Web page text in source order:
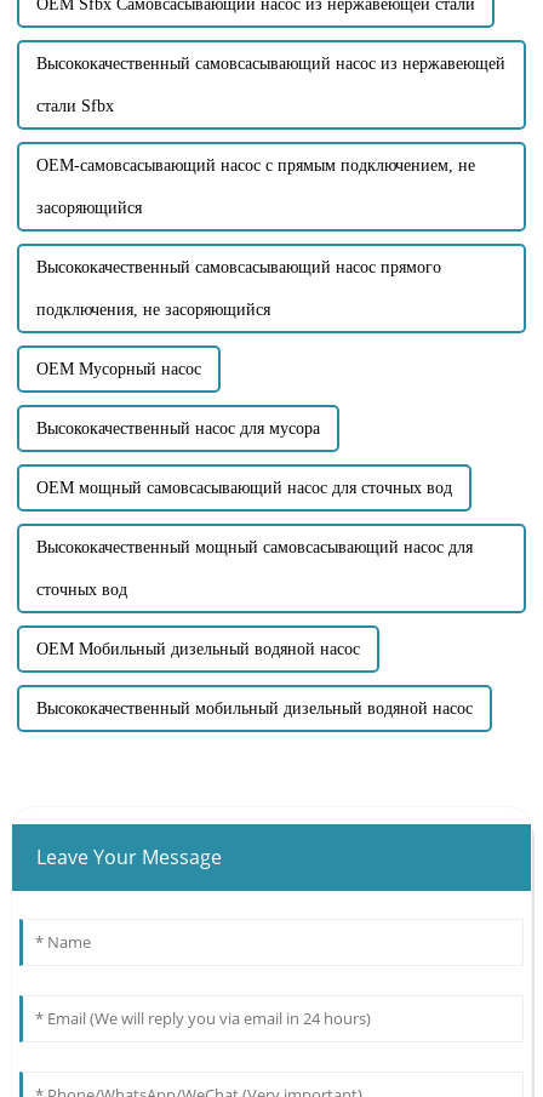
OEM Sfbx Самовсасывающий насос из нержавеющей стали
Высококачественный самовсасывающий насос из нержавеющей
стали Sfbx
OEM-самовсасывающий насос с прямым подключением, не
засоряющийся
Высококачественный самовсасывающий насос прямого
подключения, не засоряющийся
OEM Мусорный насос
Высококачественный насос для мусора
OEM мощный самовсасывающий насос для сточных вод
Высококачественный мощный самовсасывающий насос для
сточных вод
OEM Мобильный дизельный водяной насос
Высококачественный мобильный дизельный водяной насос
Leave Your Message